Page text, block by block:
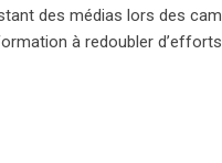
des médias lors des
à redoubler